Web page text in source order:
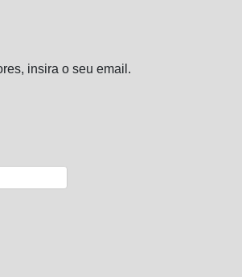
insira o seu email.